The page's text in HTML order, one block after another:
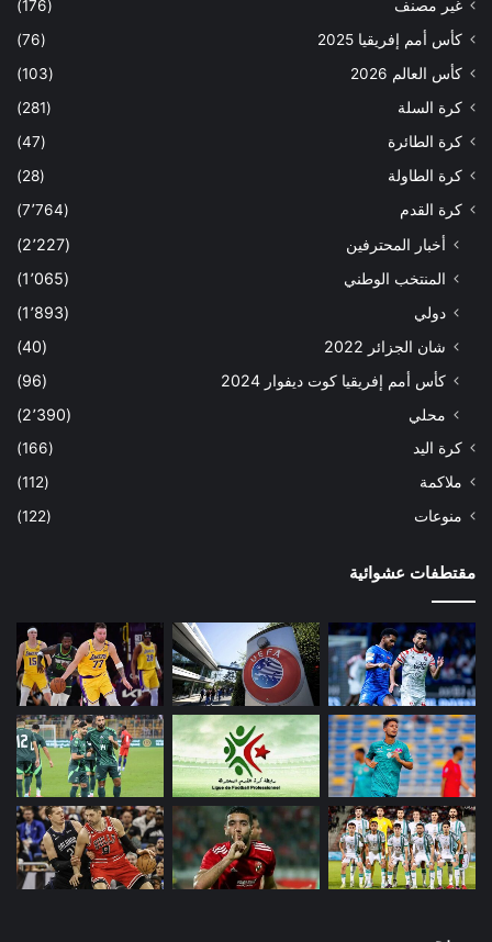
غير مصنف
(176)
كأس أمم إفريقيا 2025
(76)
كأس العالم 2026
(103)
كرة السلة
(281)
كرة الطائرة
(47)
كرة الطاولة
(28)
كرة القدم
(7٬764)
أخبار المحترفين
(2٬227)
المنتخب الوطني
(1٬065)
دولي
(1٬893)
شان الجزائر 2022
(40)
كأس أمم إفريقيا كوت ديفوار 2024
(96)
محلي
(2٬390)
كرة اليد
(166)
ملاكمة
(112)
منوعات
(122)
مقتطفات عشوائية